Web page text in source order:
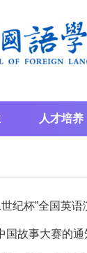
人才培养
纪杯”全国英
国故事大赛的通